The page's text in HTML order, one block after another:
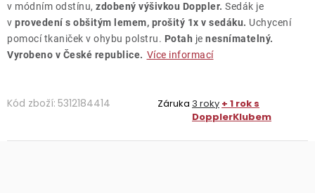
v módním odstínu, zdobený výšivkou Doppler. Sedák je
v provedení s obšitým lemem, prošitý 1x v sedáku. Uchycení
pomocí tkaniček v ohybu polstru. Potah je nesnímatelný.
Vyrobeno v České republice. Více informací
Kód zboží: 5312184414 Záruka 3 roky + 1 rok s
DopplerKlubem